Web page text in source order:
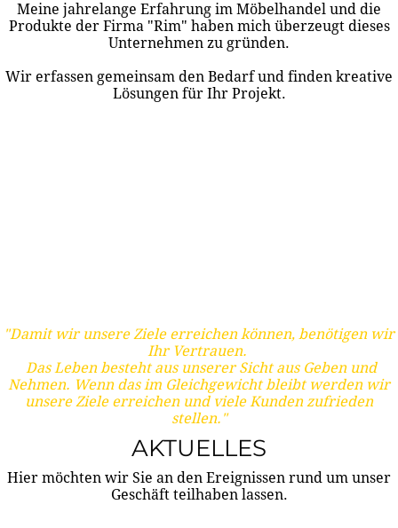
Meine jahrelange Erfahrung im Möbelhandel und die
Produkte der Firma "Rim" haben mich überzeugt dieses
Unternehmen zu gründen.
Wir erfassen gemeinsam den Bedarf und finden kreative
Lösungen für Ihr Projekt.
"Damit wir unsere Ziele erreichen können, benötigen wir
Ihr Vertrauen.
Das Leben besteht aus unserer Sicht aus Geben und
Nehmen. Wenn das im Gleichgewicht bleibt werden wir
unsere Ziele erreichen und viele Kunden zufrieden
stellen."
AKTUELLES
Hier möchten wir Sie an den Ereignissen rund um unser
Geschäft teilhaben lassen.